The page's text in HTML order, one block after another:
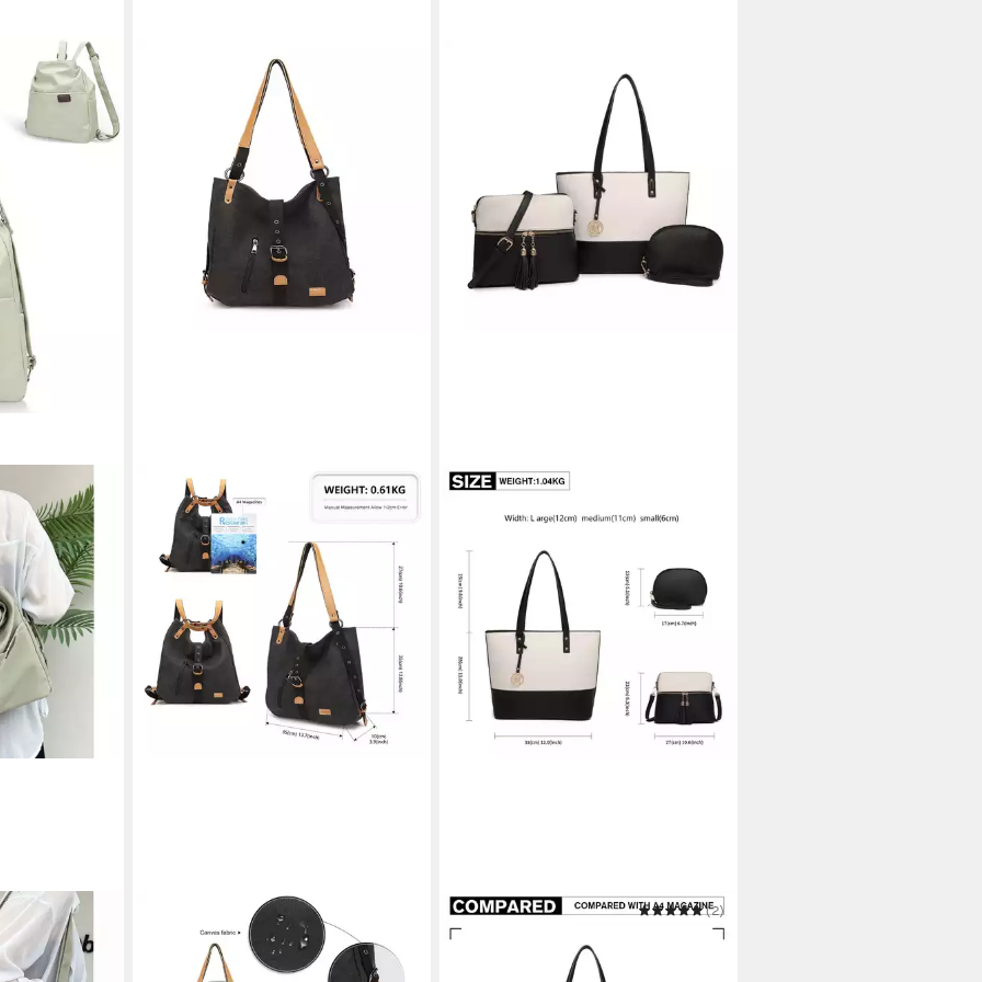
Tasche 3 in
Nylon-
Handtasche Canvas Handtasche 2 in 1
Canvas Verstellbare Schultergurte
28,89 €
MISS LULU
Handtasche Damen 3-in-1
Handtaschen-Set
(2)